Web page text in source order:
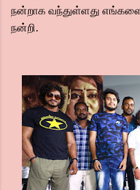
நன்றாக வந்துள்ளது
நன்றி.